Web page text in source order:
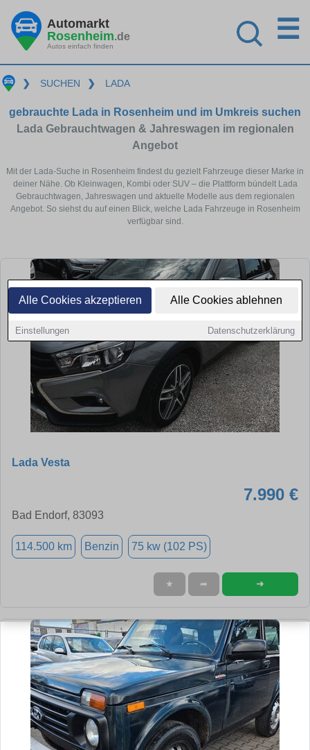
Alle Cookies akzeptieren Alle Cookies ablehnen
Einstellungen Datenschutzerklärung
Automarkt
Rosenheim.de
Autos einfach finden
☰
❯ SUCHEN ❯ LADA
gebrauchte Lada in Rosenheim und im Umkreis suchen
Lada Gebrauchtwagen & Jahreswagen im regionalen
Angebot
Mit der Lada-Suche in Rosenheim findest du gezielt Fahrzeuge dieser Marke in
deiner Nähe. Ob Kleinwagen, Kombi oder SUV – die Plattform bündelt Lada
Gebrauchtwagen, Jahreswagen und aktuelle Modelle aus dem regionalen
Angebot. So siehst du auf einen Blick, welche Lada Fahrzeuge in Rosenheim
verfügbar sind.
Lada Vesta
7.990 €
Bad Endorf, 83093
114.500 km Benzin 75 kw (102 PS)
★ ➦ ➜